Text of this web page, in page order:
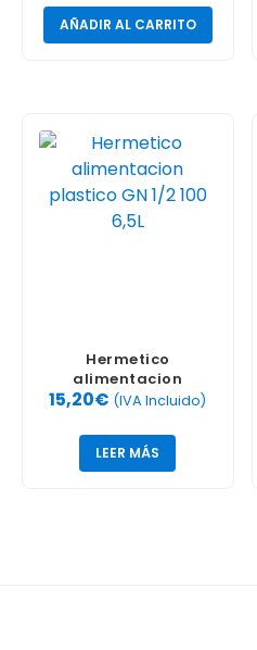
AÑADIR AL CARRITO
Hermetico
alimentacion
plastico GN 1/2 100
15,20€ (IVA Incluido)
LEER MÁS